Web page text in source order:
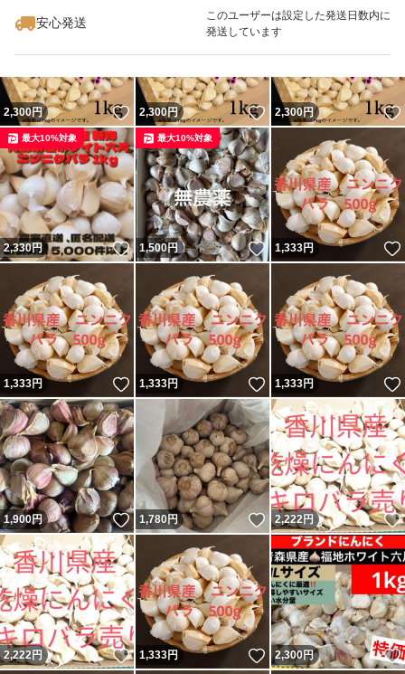
安心発送
このユーザーは設定した発送日数内に
発送しています
2,300円 いいね！
2,300円 いいね！
2,300円
2,330円 いいね！
最大10%対象
1,500円 いいね！
最大10%対象
1,333円
1,333円 いいね！
1,333円 いいね！
1,333円
1,900円 いいね！
1,780円 いいね！
2,222円
2,222円 いいね！
1,333円 いいね！
2,300円